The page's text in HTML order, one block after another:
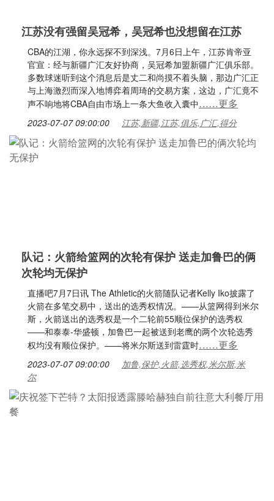
江苏没有强留吴冠希，吴冠希也没想留在江苏
CBA的江湖，你永远探不到深浅。7月6日上午，江苏肯帝亚
官宣：经与新疆广汇友好协商，吴冠希加盟新疆广汇俱乐部。
多数球迷听到这个消息后是丈二和尚摸不着头脑，那边广汇正
与上海激烈而深入地博弈着周琦的交易方案，这边，广汇竟不
声不响地将CBA自由市场上一条大鱼收入囊中……更多
2023-07-07 09:00:00 江苏,新疆,江苏,俱乐,广汇,得分
队记：火箭给篮网的次轮有保护 送走加鲁巴的俩
次轮均无保护
直播吧7月7日讯 The Athletic的火箭随队记者Kelly Iko披露了
火箭在多笔交易中，送出的选秀权情况。——从篮网得到米尔
斯，火箭送出的选秀权是一个二轮前55顺位保护的选秀权
——和泰泰-华盛顿，加鲁巴一起被送到老鹰的两个次轮选秀
权均没有顺位保护。——将米尔斯送到雷霆时……更多
2023-07-07 09:00:00
加鲁,保护,火箭,选秀权,米尔斯,米
尔